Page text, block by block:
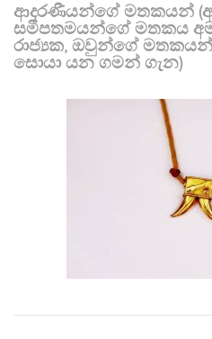
ආදරණීයන්ගේ මතකයන්
සමීපතමයන්ගේ මතකය
රාජ්‍යක, ඔවුන්ගේ
සොයා යන ගමන් ගැන)